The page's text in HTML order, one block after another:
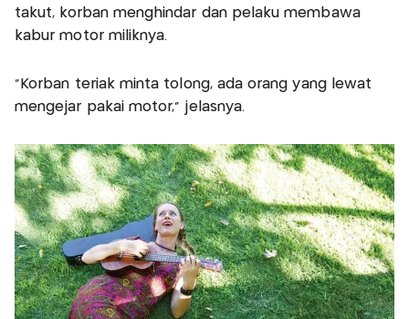
takut, korban menghindar dan pelaku membawa
kabur motor miliknya.
"Korban teriak minta tolong, ada orang yang lewat
mengejar pakai motor," jelasnya.